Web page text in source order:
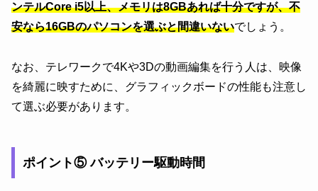
ンテルCore i5以上、メモリは8GBあれば十分ですが、不
安なら16GBのパソコンを選ぶと間違いないでしょう。
なお、テレワークで4Kや3Dの動画編集を行う人は、映像
を綺麗に映すために、グラフィックボードの性能も注意し
て選ぶ必要があります。
ポイント⑤ バッテリー駆動時間